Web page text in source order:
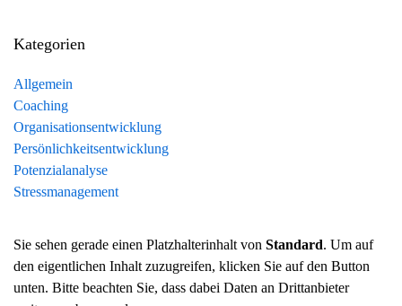
Kategorien
Allgemein
Coaching
Organisationsentwicklung
Persönlichkeitsentwicklung
Potenzialanalyse
Stressmanagement
Sie sehen gerade einen Platzhalterinhalt von Standard. Um auf
den eigentlichen Inhalt zuzugreifen, klicken Sie auf den Button
unten. Bitte beachten Sie, dass dabei Daten an Drittanbieter